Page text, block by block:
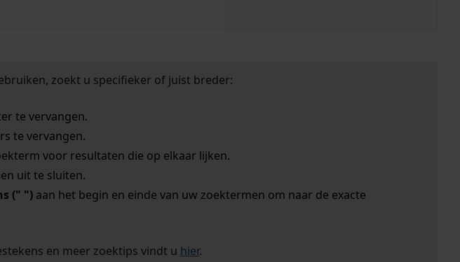
zoekt u specifieker of juist breder:
te vervangen.
te vervangen.
voor resultaten die op elkaar lijken.
uit te sluiten.
(" ")aan het begin en einde van uw zoektermen om naar de exacte
en meer zoektips vindt u hier.